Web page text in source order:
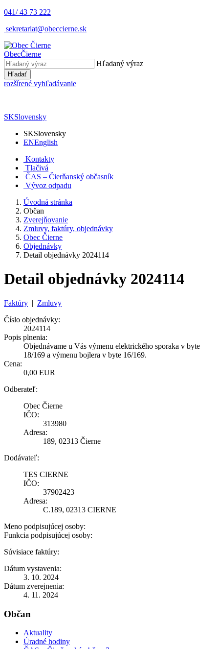
041/ 43 73 222
sekretariat@obeccierne.sk
ObecČierne
Hľadaný výraz
Hľadať
rozšírené vyhľadávanie
SKSlovensky
SKSlovensky
ENEnglish
Kontakty
Tlačivá
ČAS – Čierňanský občasník
Vývoz odpadu
Úvodná stránka
Občan
Zverejňovanie
Zmluvy, faktúry, objednávky
Obec Čierne
Objednávky
Detail objednávky 2024114
Detail objednávky 2024114
Faktúry | Zmluvy
Číslo objednávky:
2024114
Popis plnenia:
Objednávame u Vás výmenu elektrického sporaka v byte
18/169 a výmenu bojlera v byte 16/169.
Cena:
0,00 EUR
Odberateľ:
Obec Čierne
IČO:
313980
Adresa:
189, 02313 Čierne
Dodávateľ:
TES CIERNE
IČO:
37902423
Adresa:
C.189, 02313 CIERNE
Meno podpisujúcej osoby:
Funkcia podpisujúcej osoby:
Súvisiace faktúry:
Dátum vystavenia:
3. 10. 2024
Dátum zverejnenia:
4. 11. 2024
Občan
Aktuality
Úradné hodiny